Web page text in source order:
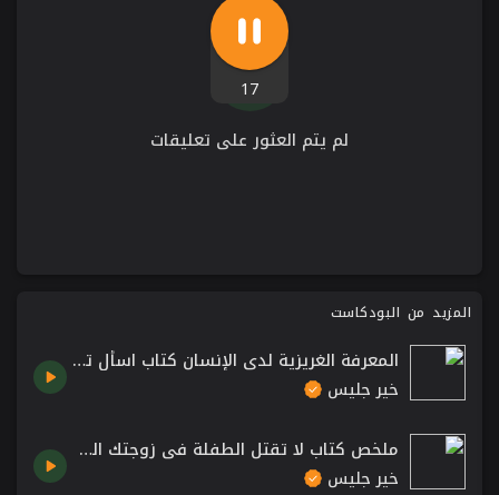
17
لم يتم العثور على تعليقات
المزيد من البودكاست
المعرفة الغريزية لدى الإنسان كتاب اسأل تعط
خير جليس
ملخص كتاب لا تقتل الطفلة في زوجتك الجزء الثاني - محمود توفيق
خير جليس